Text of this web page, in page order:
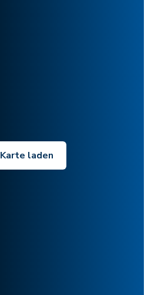
Karte laden